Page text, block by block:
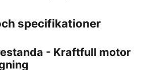
specifikationer
- Kraftfull motor